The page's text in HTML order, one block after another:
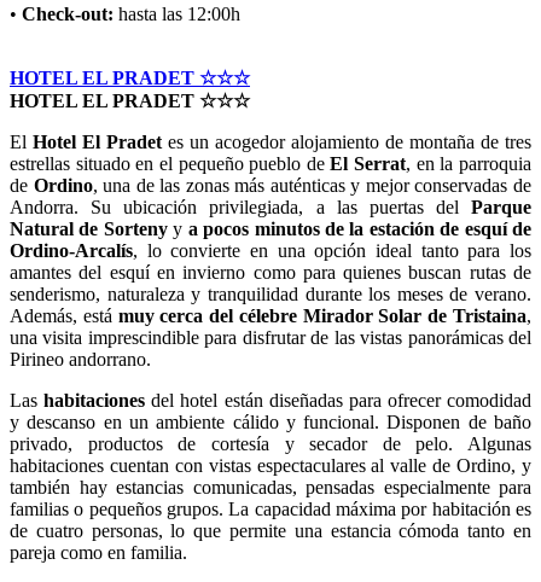
• Check-out: hasta las 12:00h
HOTEL EL PRADET ☆☆☆
HOTEL EL PRADET ☆☆☆
El Hotel El Pradetes un acogedor alojamiento de montaña de tres
estrellas situado en el pequeño pueblo deEl Serrat, en la parroquia
de Ordino, una de las zonas más auténticas y mejor conservadas de
Andorra. Su ubicación privilegiada, a las puertas del Parque
Natural de Sortenyy a pocos minutos de la estación de esquí de
Ordino-Arcalís, lo convierte en una opción ideal tanto para los
amantes del esquí en invierno como para quienes buscan rutas de
senderismo, naturaleza y tranquilidad durante los meses de verano.
Además, está muy cerca del célebre Mirador Solar de Tristaina,
una visita imprescindible para disfrutar de las vistas panorámicas del
Pirineo andorrano.
Lashabitaciones del hotel están diseñadas para ofrecer comodidad
y descanso en un ambiente cálido y funcional. Disponen de baño
privado, productos de cortesía y secador de pelo. Algunas
habitaciones cuentan con vistas espectaculares al valle de Ordino, y
también hay estancias comunicadas, pensadas especialmente para
familias o pequeños grupos. La capacidad máxima por habitación es
de cuatro personas, lo que permite una estancia cómoda tanto en
pareja como en familia.